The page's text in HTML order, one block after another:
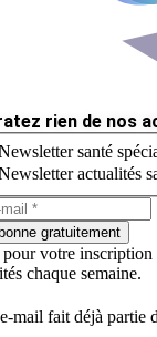
rien de nos
santé
actualités
gratuitement
votre inscription
chaque semaine.
mail fait déjà partie